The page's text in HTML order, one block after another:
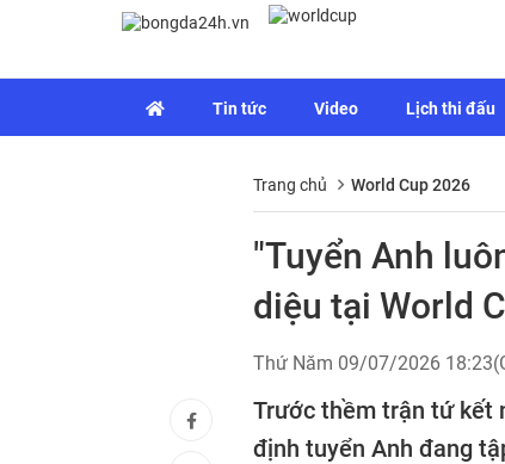
Tin tức Video Lịch thi đấu
Trang chủ World Cup 2026
"Tuyển Anh
diệu tại World
Thứ Năm 09/07/2026
Trước thềm trận tứ kết
định tuyển Anh đang